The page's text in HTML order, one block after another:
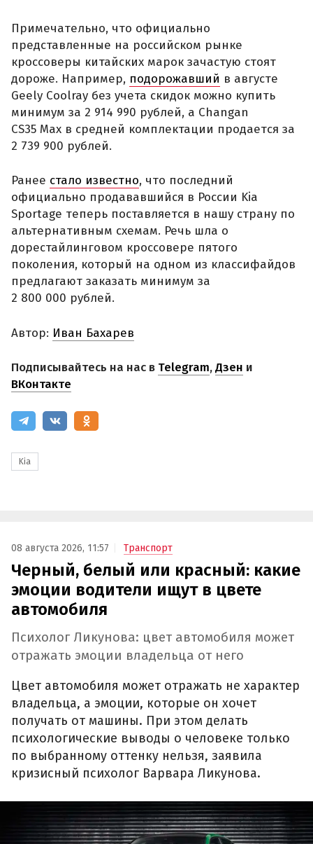
Примечательно, что официально
представленные на российском рынке
кроссоверы китайских марок зачастую стоят
дороже. Например, подорожавший в августе
Geely Coolray без учета скидок можно купить
минимум за 2 914 990 рублей, а Changan
CS35 Max в средней комплектации продается за
2 739 900 рублей.
Ранее стало известно, что последний
официально продававшийся в России Kia
Sportage теперь поставляется в нашу страну по
альтернативным схемам. Речь шла о
дорестайлинговом кроссовере пятого
поколения, который на одном из классифайдов
предлагают заказать минимум за
2 800 000 рублей.
Автор: Иван Бахарев
Подписывайтесь на нас в Telegram,Дзен и
ВКонтакте
Kia
08 августа 2026, 11:57 Транспорт
Черный, белый или красный: какие
эмоции водители ищут в цвете
автомобиля
Психолог Ликунова: цвет автомобиля может
отражать эмоции владельца от него
Цвет автомобиля может отражать не характер
владельца, а эмоции, которые он хочет
получать от машины. При этом делать
психологические выводы о человеке только
по выбранному оттенку нельзя, заявила
кризисный психолог Варвара Ликунова.